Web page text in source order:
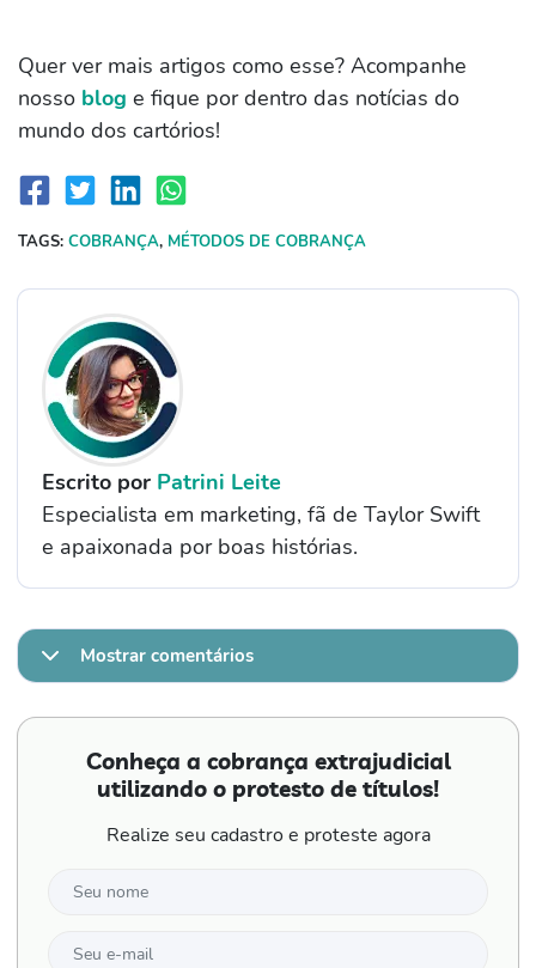
Quer ver mais artigos como esse? Acompanhe
nosso blog e fique por dentro das notícias do
mundo dos cartórios!
TAGS: COBRANÇA, MÉTODOS DE COBRANÇA
Escrito por Patrini Leite
Especialista em marketing, fã de Taylor Swift
e apaixonada por boas histórias.
Mostrar comentários
Conheça a cobrança extrajudicial
utilizando o protesto de títulos!
Realize seu cadastro e proteste agora